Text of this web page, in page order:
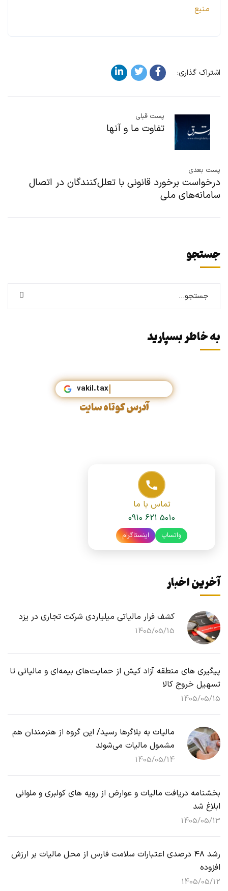
منبع
اشتراک گذاری:
پست قبلی
تفاوت ما و آنها
پست بعدی
درخواست برخورد قانونی با تعلل‌کنندگان در اتصال
سامانه‌های ملی
جستجو
به خاطر بسپارید
vakil.t
آدرس کوتاه سایت
تماس با ما
0910 621 5010
واتساپ اینستاگرام
آخرین اخبار
کشف فرار مالیاتی میلیاردی شرکت تجاری در یزد
1405/05/15
پیگیری های منطقه آزاد کیش از حمایت‌های بیمه‌ای و مالیاتی تا
تسهیل خروج کالا
1405/05/15
مالیات به بلاگرها رسید/ این گروه از هنرمندان هم
مشمول مالیات می‌شوند
1405/05/14
بخشنامه دریافت مالیات و عوارض از رویه های کولبری و ملوانی
ابلاغ شد
1405/05/13
رشد ۴۸ درصدی اعتبارات سلامت فارس از محل مالیات بر ارزش
افزوده
1405/05/12